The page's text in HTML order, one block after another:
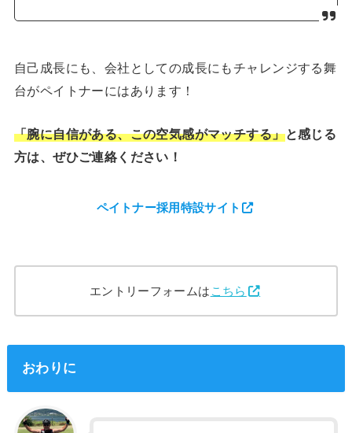
自己成長にも、会社としての成長にもチャレンジする舞
台がペイトナーにはあります！
「腕に自信がある、この空気感がマッチする」と感じる
方は、ぜひご連絡ください！
ペイトナー採用特設サイト
エントリーフォームは こちら
おわりに